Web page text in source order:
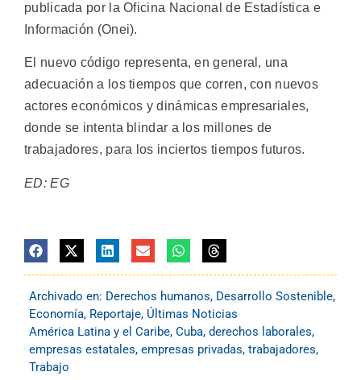
publicada por la Oficina Nacional de Estadística e
Información (Onei).
El nuevo código representa, en general, una
adecuación a los tiempos que corren, con nuevos
actores económicos y dinámicas empresariales,
donde se intenta blindar a los millones de
trabajadores, para los inciertos tiempos futuros.
ED: EG
Archivado en: Derechos humanos, Desarrollo Sostenible,
Economía, Reportaje, Últimas Noticias
América Latina y el Caribe, Cuba, derechos laborales,
empresas estatales, empresas privadas, trabajadores,
Trabajo